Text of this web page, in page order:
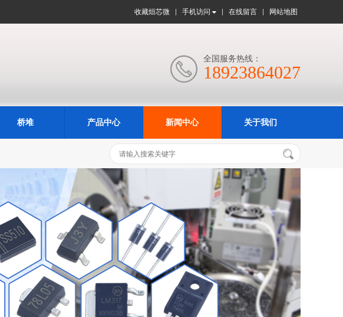
收藏烜芯微 手机访问 在线留言 网站地图
 全国服务热线：
18923864027
桥堆 产品中心 新闻中心 关于我们